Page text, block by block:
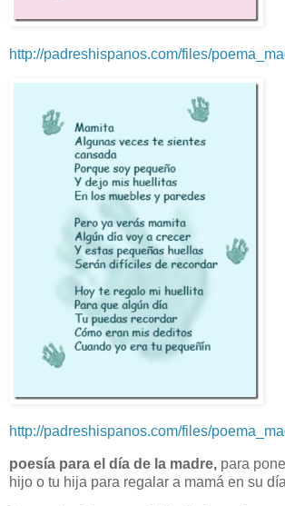
http://padreshispanos.com/files/
http://padreshispanos.com/files/
poesía para el día de la madre, para
hijo o tu hija para regalar a mamá en su